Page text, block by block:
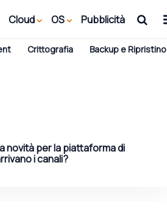
Cloud OS Pubblicità
Crittografia Backup e Ripristino
novità per la piattaforma di
i canali?